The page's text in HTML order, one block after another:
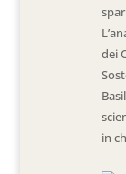
dei
in